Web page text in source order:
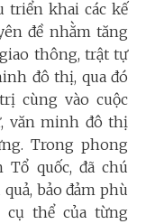
triển khai các kế
đề nhằm tăng
thông, trật tự
đô thị, qua đó
cùng vào cuộc
văn minh đô thị
Trong phong
quốc, đã chú
bảo đảm phù
cụ thể của từng